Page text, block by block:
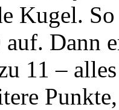
Kugel.
Dann
11 –